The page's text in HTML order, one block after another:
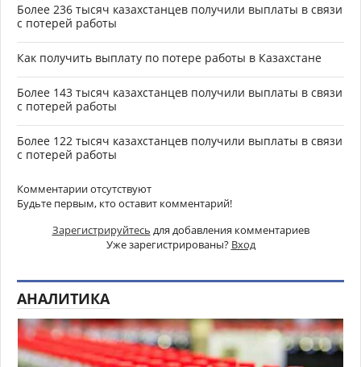
Более 236 тысяч казахстанцев получили выплаты в связи
с потерей работы
Как получить выплату по потере работы в Казахстане
Более 143 тысяч казахстанцев получили выплаты в связи
с потерей работы
Более 122 тысяч казахстанцев получили выплаты в связи
с потерей работы
Комментарии отсутствуют
Будьте первым, кто оставит комментарий!
Зарегистрируйтесь для добавления комментариев
Уже зарегистрированы? Вход
АНАЛИТИКА